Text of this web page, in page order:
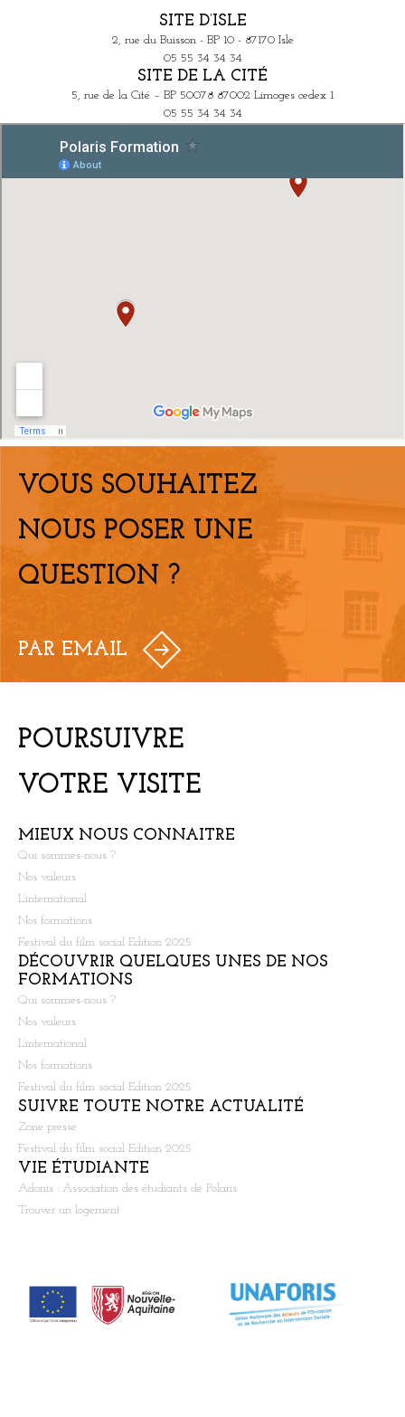
SITE D’ISLE
2, rue du Buisson - BP 10 - 87170 Isle
05 55 34 34 34
SITE DE LA CITÉ
5, rue de la Cité – BP 50078 87002 Limoges cedex 1
05 55 34 34 34
VOUS SOUHAITEZ
NOUS POSER UNE
QUESTION ?
PAR EMAIL
POURSUIVRE
VOTRE VISITE
MIEUX NOUS CONNAITRE
Qui sommes-nous ?
Nos valeurs
L’international
Nos formations
Festival du film social Edition 2025
DÉCOUVRIR QUELQUES UNES DE NOS
FORMATIONS
Qui sommes-nous ?
Nos valeurs
L’international
Nos formations
Festival du film social Edition 2025
SUIVRE TOUTE NOTRE ACTUALITÉ
Zone presse
Festival du film social Edition 2025
VIE ÉTUDIANTE
Adonis : Association des étudiants de Polaris
Trouver un logement